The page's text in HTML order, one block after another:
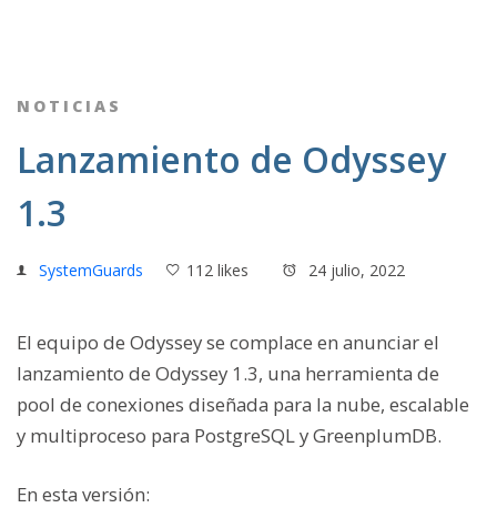
NOTICIAS
Lanzamiento de Odyssey
1.3
SystemGuards 112 likes 24 julio, 2022
El equipo de Odyssey se complace en anunciar el
lanzamiento de Odyssey 1.3, una herramienta de
pool de conexiones diseñada para la nube, escalable
y multiproceso para PostgreSQL y GreenplumDB.
En esta versión: